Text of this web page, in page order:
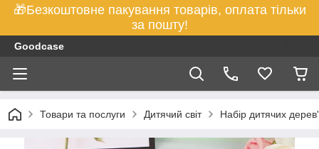
🎁Безкоштовне пакування товарів, оплата тільки
за пошту!
Goodcase
Товари та послуги Дитячий світ Набір дитячих